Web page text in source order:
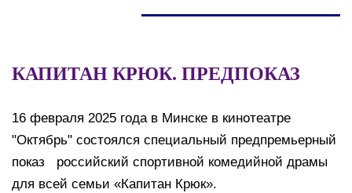
КАПИТАН КРЮК. ПРЕДПОКАЗ
16 февраля 2025 года в Минске в кинотеатре
"Октябрь" состоялся специальный предпремьерный
показ российский спортивной комедийной драмы
для всей семьи «Капитан Крюк».